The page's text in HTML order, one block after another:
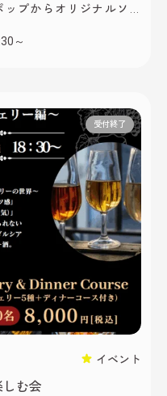
プからオリジナルソ
14日（土）、ホテル
シンガー、シンガーソ
～
イベント
む会
受付終了